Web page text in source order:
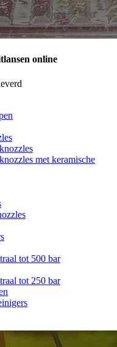
online
met keramische
tot 500 bar
tot 250 bar